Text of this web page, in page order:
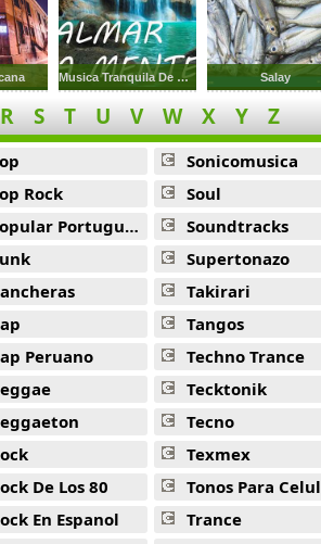
Musica Tranquila De Rio Para Relajar Salay
R S T U V W X Y Z
Rock
Portuguesa
Peruano
De Los 80
En Espanol
Sonicomusica
Soul
Soundtracks
Supertonazo
Takirari
Tangos
Techno Trance
Tecktonik
Tecno
Texmex
Tonos Para Celulares
Trance